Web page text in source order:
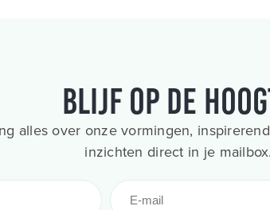
Blijf op de
alles over onze vormingen,
inzichten direct in je mailbox.